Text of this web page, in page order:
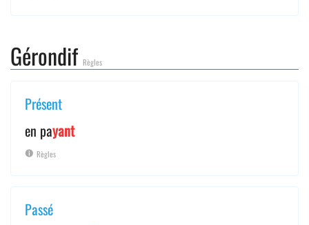
Gérondif Règles
Présent
en payant
Règles
Passé